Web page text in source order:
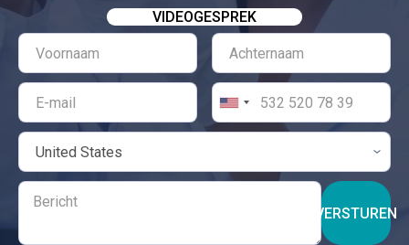
VIDEOGESPREK
VERSTUREN